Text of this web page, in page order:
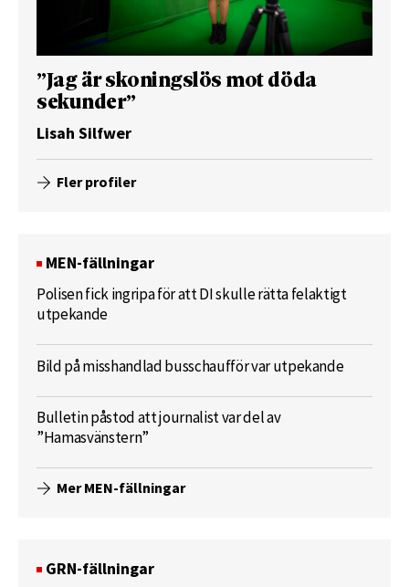
”Jag är skoningslös mot döda
sekunder”
Lisah Silfwer
Fler profiler
MEN-fällningar
Polisen fick ingripa för att DI skulle rätta felaktigt
utpekande
Bild på misshandlad busschaufför var utpekande
Bulletin påstod att journalist var del av
”Hamasvänstern”
Mer MEN-fällningar
GRN-fällningar